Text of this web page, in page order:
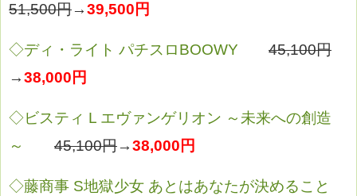
51,500円→39,500円
◇ディ・ライト パチスロBOOWY
45,100円
→38,000円
◇ビスティ L エヴァンゲリオン ～未来への創造
～
45,100円→38,000円
◇藤商事 S地獄少女 あとはあなたが決めること